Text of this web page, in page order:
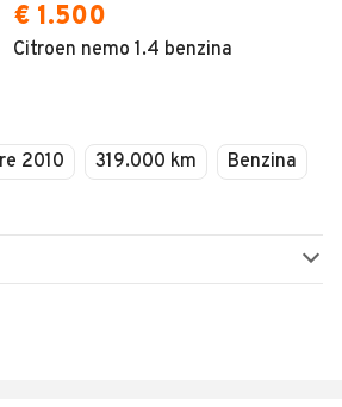
€ 1.500
Citroen nemo 1.4 benzina
2010 319.000 km
Benzina